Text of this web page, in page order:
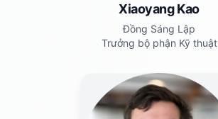
Xiaoyang Kao
Đồng Sáng Lập
Trưởng bộ phận Kỹ thuật